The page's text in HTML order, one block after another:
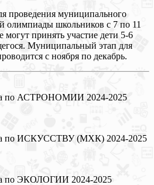
проведения муниципального
олимпиады школьников с 7 по 11
принять участие дети 5-6
Муниципальный этап для
с ноября по декабрь.
по АСТРОНОМИИ 2024-2025
по ИСКУССТВУ (МХК) 2024-2025
по ЭКОЛОГИИ 2024-2025